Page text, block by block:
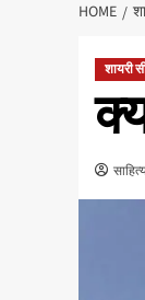
HOME
शायरी